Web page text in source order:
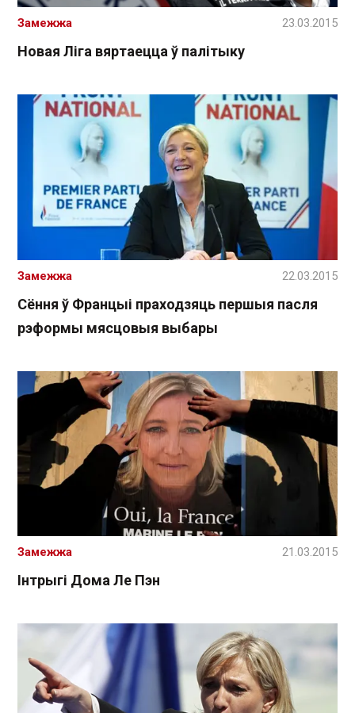
Новая Ліга вяртаецца ў палітыку
Замежжа 23.03.2015
Сёння ў Францыі праходзяць першыя пасля
рэформы мясцовыя выбары
Замежжа 22.03.2015
Інтрыгі Дома Ле Пэн
Замежжа 21.03.2015